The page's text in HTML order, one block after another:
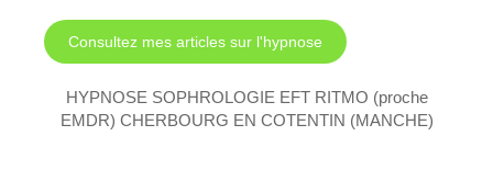
Consultez mes articles sur l'hypnose
HYPNOSE SOPHROLOGIE EFT RITMO (proche
EMDR) CHERBOURG EN COTENTIN (MANCHE)